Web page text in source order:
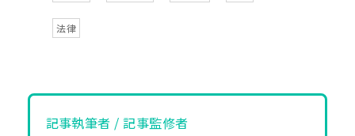
法律
記事執筆者 / 記事監修者